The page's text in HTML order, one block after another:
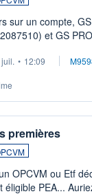
sur un compte,
et GS
on me signale
• 12:09
premières
OPCVM ou Etf
éligible PEA...